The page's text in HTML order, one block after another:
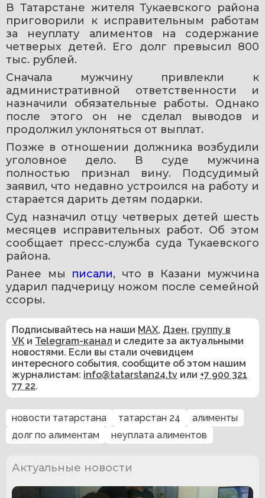
В Татарстане жителя Тукаевского района
приговорили к исправительным работам
за неуплату алиментов на содержание
четверых детей. Его долг превысил 800
тыс. рублей.
Сначала мужчину привлекли к
административной ответственности и
назначили обязательные работы. Однако
после этого он не сделал выводов и
продолжил уклоняться от выплат.
Позже в отношении должника возбудили
уголовное дело. В суде мужчина
полностью признал вину. Подсудимый
заявил, что недавно устроился на работу и
старается дарить детям подарки.
Суд назначил отцу четверых детей шесть
месяцев исправительных работ. Об этом
сообщает пресс-служба суда Тукаевского
района.
Ранее мы писали, что в Казани мужчина
ударил падчерицу ножом после семейной
ссоры.
Подписывайтесь на наши MAX, Дзен, группу в
VK и Telegram-канал и следите за актуальными
новостями. Если вы стали очевидцем
интересного события, сообщите об этом нашим
журналистам: info@tatarstan24.tv или +7 900 321
77 22.
новости татарстана татарстан 24
алименты
долг по алиментам
неуплата алиментов
Актуальные новости